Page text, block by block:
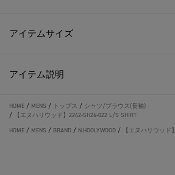
アイテムサイズ
アイテム説明
HOME / MENS / トップス / シャツ/ブラウス(長袖)
/
【エヌハリウッド】2242-SH26-022 L/S SHIRT
HOME / MENS / BRAND / N.HOOLYWOOD / 【エヌハリウッド